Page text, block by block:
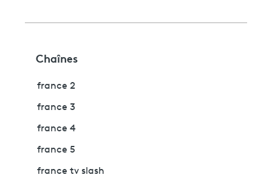
Chaînes
france 2
france 3
france 4
france 5
france tv slash